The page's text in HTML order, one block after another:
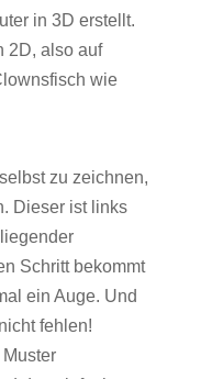
in 3D erstellt.
2D, also auf
wie
zu zeichnen,
Dieser ist links
Schritt bekommt
ein Auge. Und
fehlen!